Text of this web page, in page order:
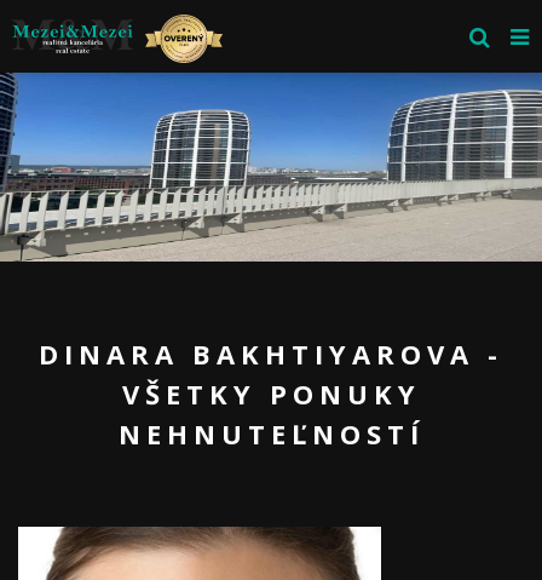
DINARA BAKHTIYAROVA -
VŠETKY PONUKY
NEHNUTEĽNOSTÍ